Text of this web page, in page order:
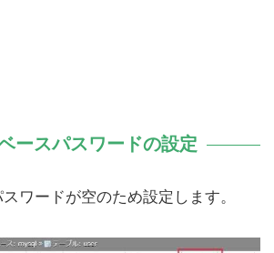
ースパスワードの設定
ワードが空のため設定します。